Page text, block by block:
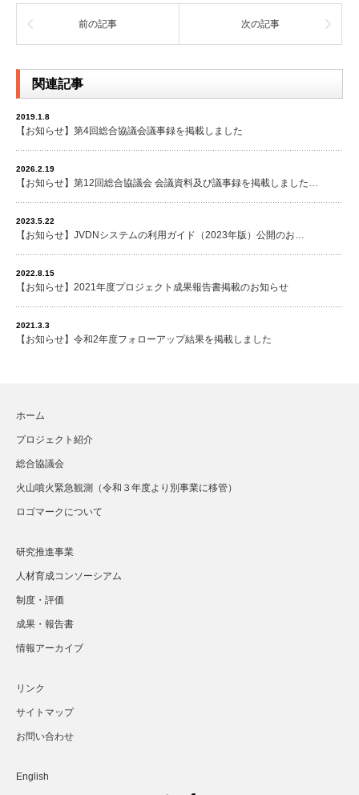
前の記事 次の記事
関連記事
2019.1.8
【お知らせ】第4回総合協議会議事録を掲載しました
2026.2.19
【お知らせ】第12回総合協議会 会議資料及び議事録を掲載しました…
2023.5.22
【お知らせ】JVDNシステムの利用ガイド（2023年版）公開のお…
2022.8.15
【お知らせ】2021年度プロジェクト成果報告書掲載のお知らせ
2021.3.3
【お知らせ】令和2年度フォローアップ結果を掲載しました
ホーム
プロジェクト紹介
総合協議会
火山噴火緊急観測（令和３年度より別事業に移管）
ロゴマークについて
研究推進事業
人材育成コンソーシアム
制度・評価
成果・報告書
情報アーカイブ
リンク
サイトマップ
お問い合わせ
English